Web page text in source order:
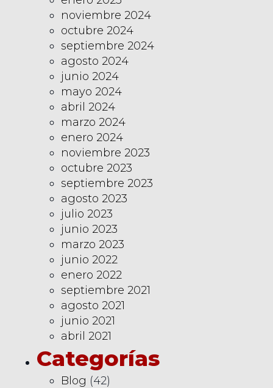
noviembre 2024
octubre 2024
septiembre 2024
agosto 2024
junio 2024
mayo 2024
abril 2024
marzo 2024
enero 2024
noviembre 2023
octubre 2023
septiembre 2023
agosto 2023
julio 2023
junio 2023
marzo 2023
junio 2022
enero 2022
septiembre 2021
agosto 2021
junio 2021
abril 2021
Categorías
Blog (42)